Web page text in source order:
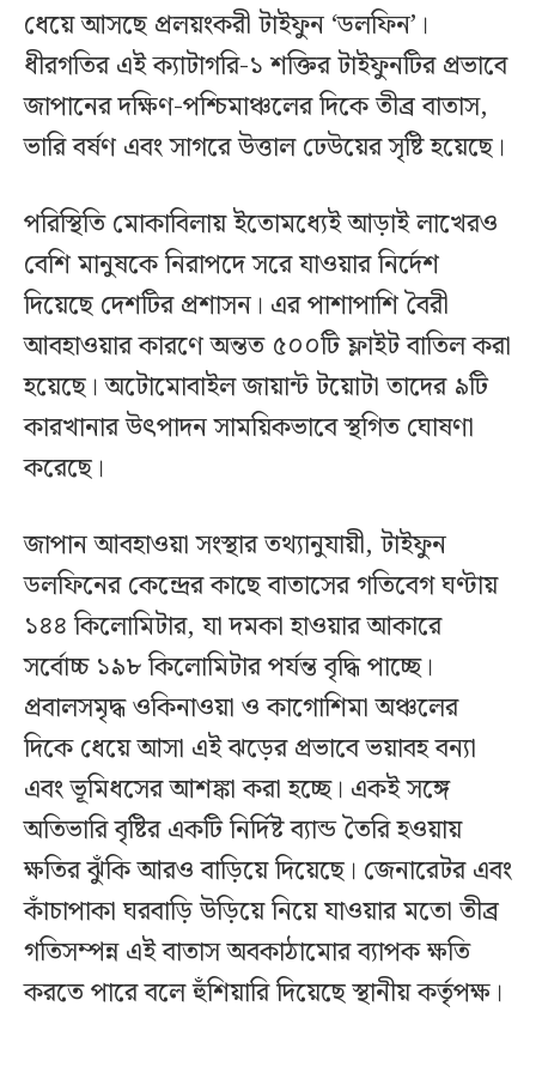
ধেয়ে আসছে প্রলয়ংকরী টাইফুন ‌‘ডলফিন’।
ধীরগতির এই ক্যাটাগরি-১ শক্তির টাইফুনটির প্রভাবে
জাপানের দক্ষিণ-পশ্চিমাঞ্চলের দিকে তীব্র বাতাস,
ভারি বর্ষণ এবং সাগরে উত্তাল ঢেউয়ের সৃষ্টি হয়েছে।
পরিস্থিতি মোকাবিলায় ইতোমধ্যেই আড়াই লাখেরও
বেশি মানুষকে নিরাপদে সরে যাওয়ার নির্দেশ
দিয়েছে দেশটির প্রশাসন। এর পাশাপাশি বৈরী
আবহাওয়ার কারণে অন্তত ৫০০টি ফ্লাইট বাতিল করা
হয়েছে। অটোমোবাইল জায়ান্ট টয়োটা তাদের ৯টি
কারখানার উৎপাদন সাময়িকভাবে স্থগিত ঘোষণা
করেছে।
জাপান আবহাওয়া সংস্থার তথ্যানুযায়ী, টাইফুন
ডলফিনের কেন্দ্রের কাছে বাতাসের গতিবেগ ঘণ্টায়
১৪৪ কিলোমিটার, যা দমকা হাওয়ার আকারে
সর্বোচ্চ ১৯৮ কিলোমিটার পর্যন্ত বৃদ্ধি পাচ্ছে।
প্রবালসমৃদ্ধ ওকিনাওয়া ও কাগোশিমা অঞ্চলের
দিকে ধেয়ে আসা এই ঝড়ের প্রভাবে ভয়াবহ বন্যা
এবং ভূমিধসের আশঙ্কা করা হচ্ছে। একই সঙ্গে
অতিভারি বৃষ্টির একটি নির্দিষ্ট ব্যান্ড তৈরি হওয়ায়
ক্ষতির ঝুঁকি আরও বাড়িয়ে দিয়েছে। জেনারেটর এবং
কাঁচাপাকা ঘরবাড়ি উড়িয়ে নিয়ে যাওয়ার মতো তীব্র
গতিসম্পন্ন এই বাতাস অবকাঠামোর ব্যাপক ক্ষতি
করতে পারে বলে হুঁশিয়ারি দিয়েছে স্থানীয় কর্তৃপক্ষ।